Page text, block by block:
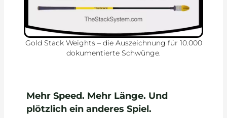
Gold Stack Weights – die Auszeichnung für 10.000
dokumentierte Schwünge.
Mehr Speed. Mehr Länge. Und
plötzlich ein anderes Spiel.